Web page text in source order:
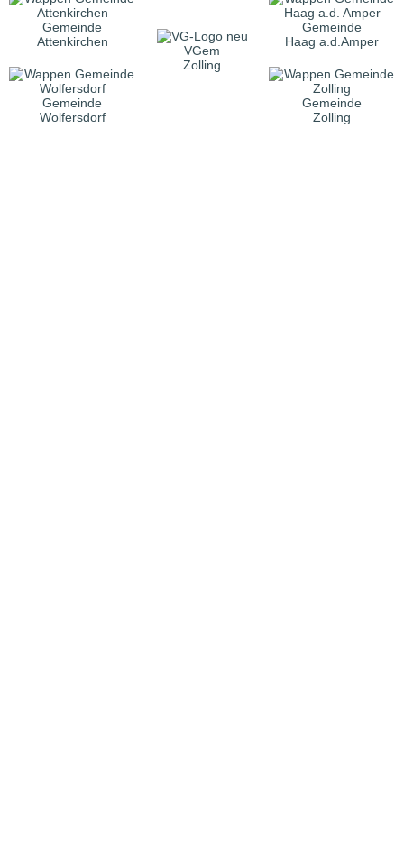
Gemeinde
Attenkirchen
VGem
Zolling
Gemeinde
Haag a.d.Amper
Gemeinde
Wolfersdorf
Gemeinde
Zolling